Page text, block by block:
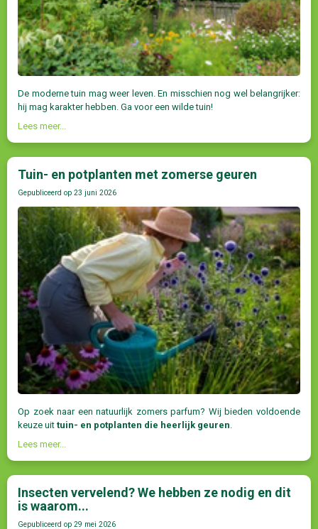
De moderne tuin mag weer leven. En misschien nog wel belangrijker:
hij mag karakter hebben. Ga voor een wilde tuin!
Lees meer...
Tuin- en potplanten met zomerse geuren
Gepubliceerd op 23 juni 2026
Op zoek naar een natuurlijk zomers parfum? Wij bieden voldoende
keuze uit tuin- en potplanten die heerlijk geuren.
Lees meer...
Insecten vervelend? We hebben ze nodig en dit
is waarom...
Gepubliceerd op 29 mei 2026